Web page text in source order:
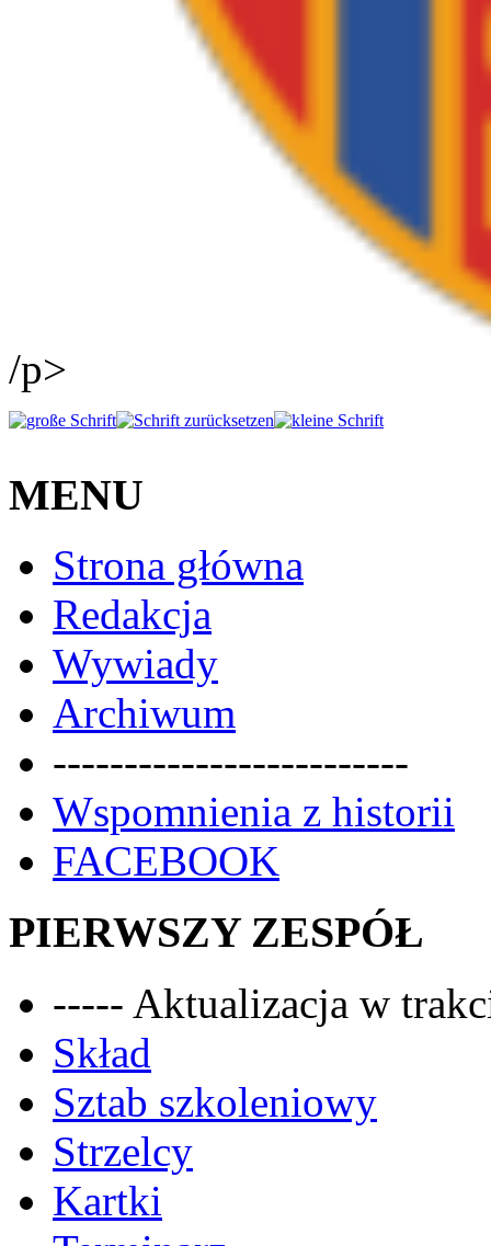
/p>
MENU
Strona główna
Redakcja
Wywiady
Archiwum
-------------------------
Wspomnienia z historii
FACEBOOK
PIERWSZY ZESPÓŁ
----- Aktualizacja w
Skład
Sztab szkoleniowy
Strzelcy
Kartki